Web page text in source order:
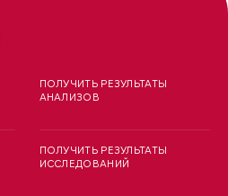
ПОЛУЧИТЬ РЕЗУЛЬТАТЫ
АНАЛИЗОВ
ПОЛУЧИТЬ РЕЗУЛЬТАТЫ
ИССЛЕДОВАНИЙ